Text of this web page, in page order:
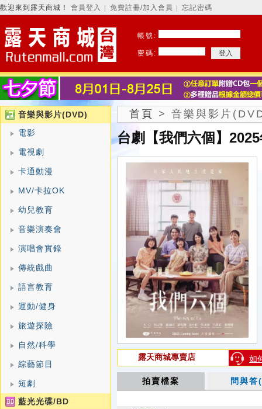
歡迎來到露天商城！ 會員登入 免費註冊/加入會員 忘記密碼
帳號:
密碼:
音樂與影片(DVD)
電影
電視劇
卡通動漫
MV/卡拉OK
幼兒教育
音樂演奏會
演唱會實錄
傳統戲曲
語言教育
運動/健身
旅遊探險
自然/科學
綜藝節目
短劇
藍光光碟/BD
首頁 > 音樂與影片
台劇【我們六個】
如
露天商城專賣店
拍賣檔案 問與